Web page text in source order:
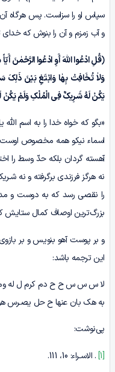
سپاس او را سزاست. پس هرگاه آن
و آب زمزم و آن را بنوش که خدای
﴿قُلِ ادْعُوا اللّٰهَ أَوِ ادْعُوا الرَّحْمٰنَ
وَلاٰ تُخَافِتْ بِهٰا وَابْتَغِ بَیْنَ ذَلِکَ
یَکُنْ لَهُ شَـرِیکٌ فِی الْمُلْکِ وَلَمْ یَکُنْ
«بگو که خواه خدا را به اسم
اسماء نیکو همه مخصوص اوست. و
آهسته گردان بلکه حدّ وسط
نه هرگز فرزندی برگرفته و نه
را نقصی رسد که به دوست و
بزرگ‌ترین اوصاف کمال ستایش
و بر پوست آهو بنویس و بر
این ترجمه باشد:
لا س س س ح ح دم کرم ل له
به هک بان عنها ح حل یصـرس
پی‌نوشت:
[1] . الاسـراء: 10، 111.